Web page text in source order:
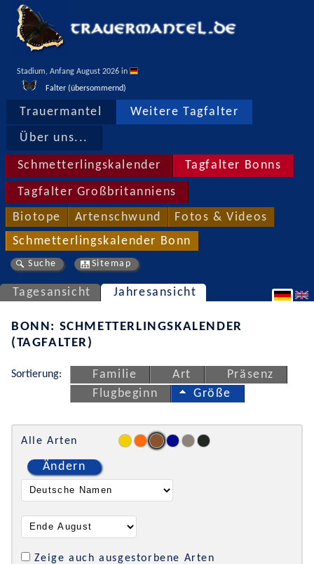
Stadium, Anfang August 2026 in
Falter (übersommernd)
Trauermantel Weitere Tagfalter
Über uns...
Schmetterlingskalender Tagfalter Bonns
Tagfalter Großbritanniens
Biotope Artenschwund Fotos & Videos
Schmetterlingskalender Bonn
Suche Sitemap
Tagesansicht Jahresansicht
BONN: SCHMETTERLINGSKALENDER
(TAGFALTER)
Sortierung: Familie Art
Präsenz
Flugbeginn
Größe
Alle Arten
Ändern
Zeige auch ausgestorbene Arten